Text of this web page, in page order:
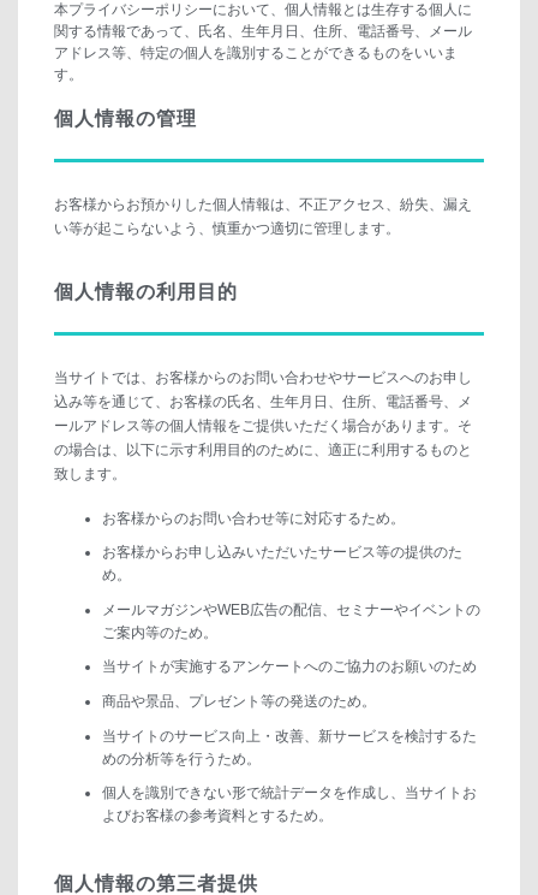
本プライバシーポリシーにおいて、個人情報とは生存する個人に
関する情報であって、氏名、生年月日、住所、電話番号、メール
アドレス等、特定の個人を識別することができるものをいいま
す。
個人情報の管理
お客様からお預かりした個人情報は、不正アクセス、紛失、漏え
い等が起こらないよう、慎重かつ適切に管理します。
個人情報の利用目的
当サイトでは、お客様からのお問い合わせやサービスへのお申し
込み等を通じて、お客様の氏名、生年月日、住所、電話番号、メ
ールアドレス等の個人情報をご提供いただく場合があります。そ
の場合は、以下に示す利用目的のために、適正に利用するものと
致します。
お客様からのお問い合わせ等に対応するため。
お客様からお申し込みいただいたサービス等の提供のた
め。
メールマガジンやWEB広告の配信、セミナーやイベントの
ご案内等のため。
当サイトが実施するアンケートへのご協力のお願いのため
商品や景品、プレゼント等の発送のため。
当サイトのサービス向上・改善、新サービスを検討するた
めの分析等を行うため。
個人を識別できない形で統計データを作成し、当サイトお
よびお客様の参考資料とするため。
個人情報の第三者提供